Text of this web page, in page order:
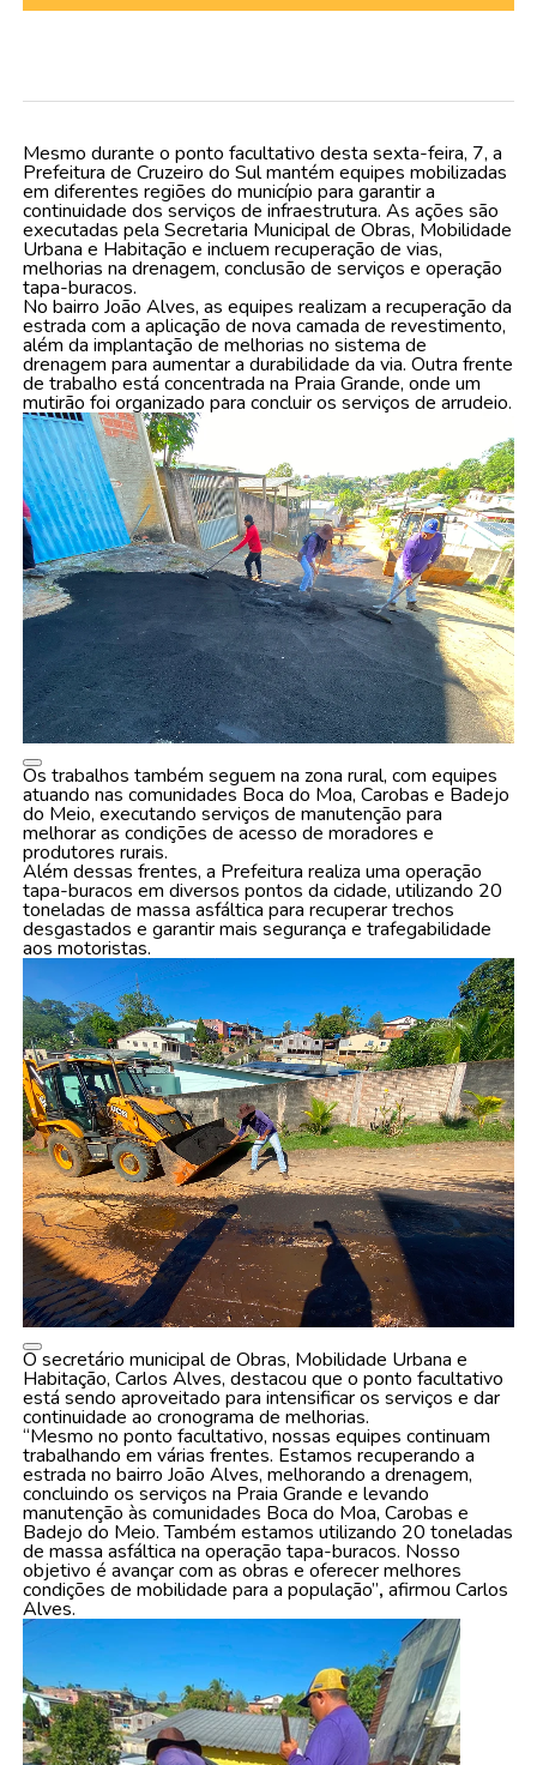
Mesmo durante o ponto facultativo desta sexta-feira, 7, a
Prefeitura de Cruzeiro do Sul mantém equipes mobilizadas
em diferentes regiões do município para garantir a
continuidade dos serviços de infraestrutura. As ações são
executadas pela Secretaria Municipal de Obras, Mobilidade
Urbana e Habitação e incluem recuperação de vias,
melhorias na drenagem, conclusão de serviços e operação
tapa-buracos.
No bairro João Alves, as equipes realizam a recuperação da
estrada com a aplicação de nova camada de revestimento,
além da implantação de melhorias no sistema de
drenagem para aumentar a durabilidade da via. Outra frente
de trabalho está concentrada na Praia Grande, onde um
mutirão foi organizado para concluir os serviços de arrudeio.
Os trabalhos também seguem na zona rural, com equipes
atuando nas comunidades Boca do Moa, Carobas e Badejo
do Meio, executando serviços de manutenção para
melhorar as condições de acesso de moradores e
produtores rurais.
Além dessas frentes, a Prefeitura realiza uma operação
tapa-buracos em diversos pontos da cidade, utilizando 20
toneladas de massa asfáltica para recuperar trechos
desgastados e garantir mais segurança e trafegabilidade
aos motoristas.
O secretário municipal de Obras, Mobilidade Urbana e
Habitação, Carlos Alves, destacou que o ponto facultativo
está sendo aproveitado para intensificar os serviços e dar
continuidade ao cronograma de melhorias.
“Mesmo no ponto facultativo, nossas equipes continuam
trabalhando em várias frentes. Estamos recuperando a
estrada no bairro João Alves, melhorando a drenagem,
concluindo os serviços na Praia Grande e levando
manutenção às comunidades Boca do Moa, Carobas e
Badejo do Meio. Também estamos utilizando 20 toneladas
de massa asfáltica na operação tapa-buracos. Nosso
objetivo é avançar com as obras e oferecer melhores
condições de mobilidade para a população”, afirmou Carlos
Alves.